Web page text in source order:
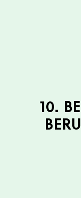
10.